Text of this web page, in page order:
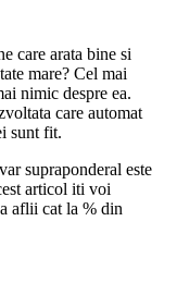
care arata bine si
mare? Cel mai
nimic despre ea.
care automat
sunt fit.
supraponderal este
articol iti voi
aflii cat la % din